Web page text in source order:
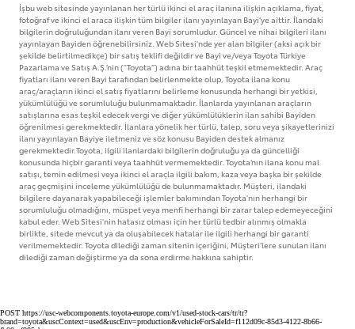
İşbu web sitesinde yayınlanan her türlü ikinci el araç ilanına ilişkin açıklama, fiyat,
fotoğraf ve ikinci el araca ilişkin tüm bilgiler ilanı yayınlayan Bayi’ye aittir. İlandaki
bilgilerin doğruluğundan ilanı veren Bayi sorumludur. Güncel ve nihai bilgileri ilanı
yayınlayan Bayiden öğrenebilirsiniz. Web Sitesi'nde yer alan bilgiler (aksi açık bir
şekilde belirtilmedikçe) bir satış teklifi değildir ve Bayi ve/veya Toyota Türkiye
Pazarlama ve Satış A.Ş.’nin ("Toyota”) adına bir taahhüt teşkil etmemektedir. Araç
fiyatları ilanı veren Bayi tarafından belirlenmekte olup, Toyota ilana konu
araç/araçların ikinci el satış fiyatlarını belirleme konusunda herhangi bir yetkisi,
yükümlülüğü ve sorumluluğu bulunmamaktadır. İlanlarda yayınlanan araçların
satışlarına esas teşkil edecek vergi ve diğer yükümlülüklerin ilan sahibi Bayiden
öğrenilmesi gerekmektedir. İlanlara yönelik her türlü, talep, soru veya şikayetlerinizi
ilanı yayınlayan Bayiye iletmeniz ve söz konusu Bayiden destek almanız
gerekmektedir.Toyota, ilgili ilanlardaki bilgilerin doğruluğu ya da güncelliği
konusunda hiçbir garanti veya taahhüt vermemektedir. Toyota’nın ilana konu mal
satışı, temin edilmesi veya ikinci el araçla ilgili bakım, kaza veya başka bir şekilde
araç geçmişini inceleme yükümlülüğü de bulunmamaktadır. Müşteri, ilandaki
bilgilere dayanarak yapabileceği işlemler bakımından Toyota'nın herhangi bir
sorumluluğu olmadığını, müspet veya menfi herhangi bir zarar talep edemeyeceğini
kabul eder. Web Sitesi'nin hatasız olması için her türlü tedbir alınmış olmakla
birlikte, sitede mevcut ya da oluşabilecek hatalar ile ilgili herhangi bir garanti
verilmemektedir. Toyota dilediği zaman sitenin içeriğini, Müşteri’lere sunulan ilanı
dilediği zaman değiştirme ya da sona erdirme hakkına sahiptir.
POST https://usc-webcomponents.toyota-europe.com/v1/used-stock-cars/tr/tr?
brand=toyota&uscContext=used&uscEnv=production&vehicleForSaleId=f112d09c-85d3-4122-8b66-